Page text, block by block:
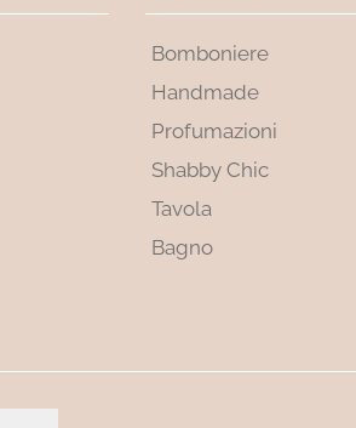
Bomboniere
Handmade
Profumazioni
Shabby Chic
Tavola
Bagno